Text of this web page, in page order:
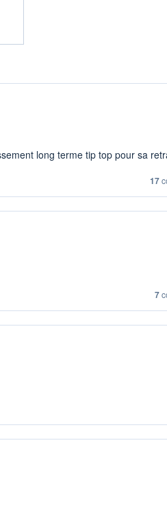
long terme tip top pour sa
17
7